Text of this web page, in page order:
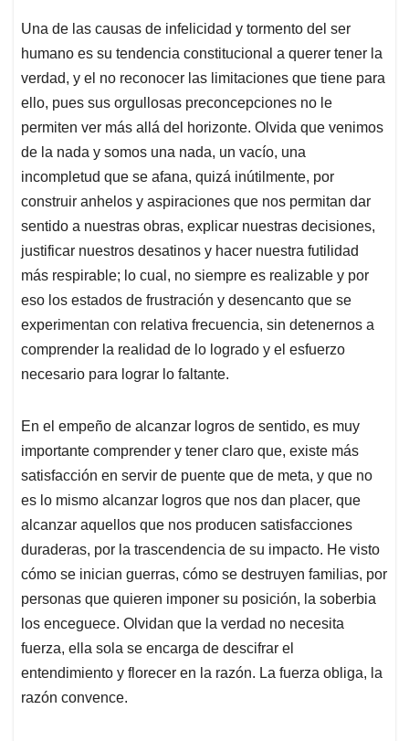
Una de las causas de infelicidad y tormento del ser
humano es su tendencia constitucional a querer tener la
verdad, y el no reconocer las limitaciones que tiene para
ello, pues sus orgullosas preconcepciones no le
permiten ver más allá del horizonte. Olvida que venimos
de la nada y somos una nada, un vacío, una
incompletud que se afana, quizá inútilmente, por
construir anhelos y aspiraciones que nos permitan dar
sentido a nuestras obras, explicar nuestras decisiones,
justificar nuestros desatinos y hacer nuestra futilidad
más respirable; lo cual, no siempre es realizable y por
eso los estados de frustración y desencanto que se
experimentan con relativa frecuencia, sin detenernos a
comprender la realidad de lo logrado y el esfuerzo
necesario para lograr lo faltante.
En el empeño de alcanzar logros de sentido, es muy
importante comprender y tener claro que, existe más
satisfacción en servir de puente que de meta, y que no
es lo mismo alcanzar logros que nos dan placer, que
alcanzar aquellos que nos producen satisfacciones
duraderas, por la trascendencia de su impacto. He visto
cómo se inician guerras, cómo se destruyen familias, por
personas que quieren imponer su posición, la soberbia
los enceguece. Olvidan que la verdad no necesita
fuerza, ella sola se encarga de descifrar el
entendimiento y florecer en la razón. La fuerza obliga, la
razón convence.